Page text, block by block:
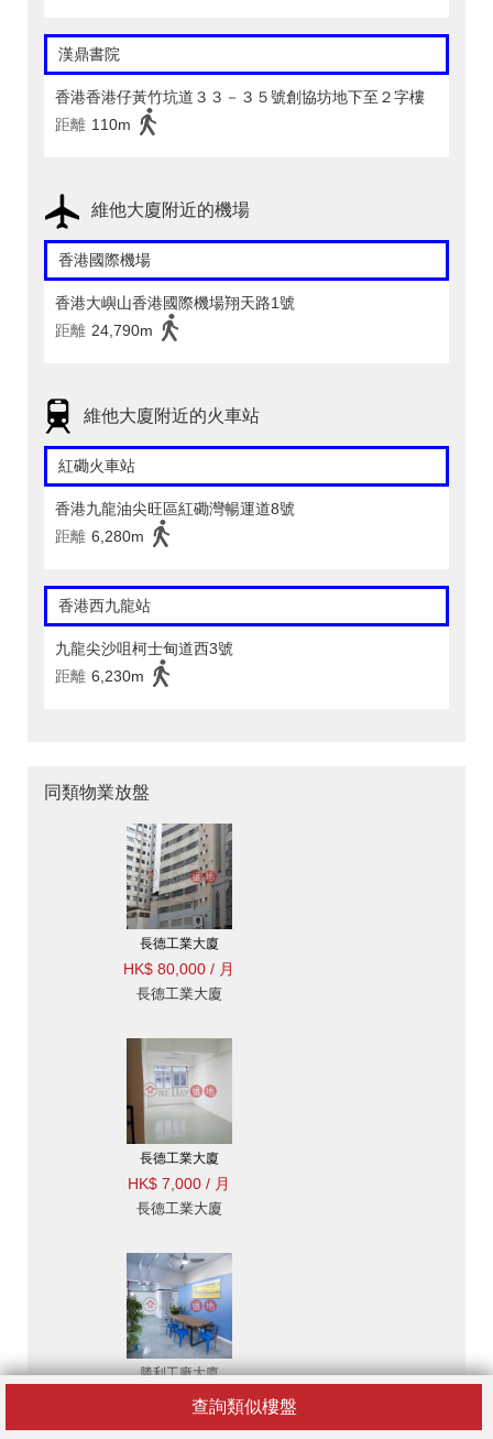
查詢類似樓盤
漢鼎書院
香港香港仔黃竹坑道３３－３５號創協坊地下至２字樓
距離 110m
維他大廈附近的機場
香港國際機場
香港大嶼山香港國際機場翔天路1號
距離 24,790m
維他大廈附近的火車站
紅磡火車站
香港九龍油尖旺區紅磡灣暢運道8號
距離 6,280m
香港西九龍站
九龍尖沙咀柯士甸道西3號
距離 6,230m
同類物業放盤
長德工業大廈
HK$ 80,000 / 月
長德工業大廈
長德工業大廈
HK$ 7,000 / 月
長德工業大廈
勝利工廠大廈
HK$ 3,500 / 月